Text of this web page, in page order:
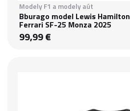
Modely F1 a modely aút
Bburago model Lewis Hamilton
Ferrari SF-25 Monza 2025
99,99 €